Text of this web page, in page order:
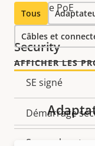
Description
de la
propriété
Classe PoE
Security
Description
de la
propriété
SE signé
Démarrage
Secure keystore
Tous
Câbles et
AFFICHER LES